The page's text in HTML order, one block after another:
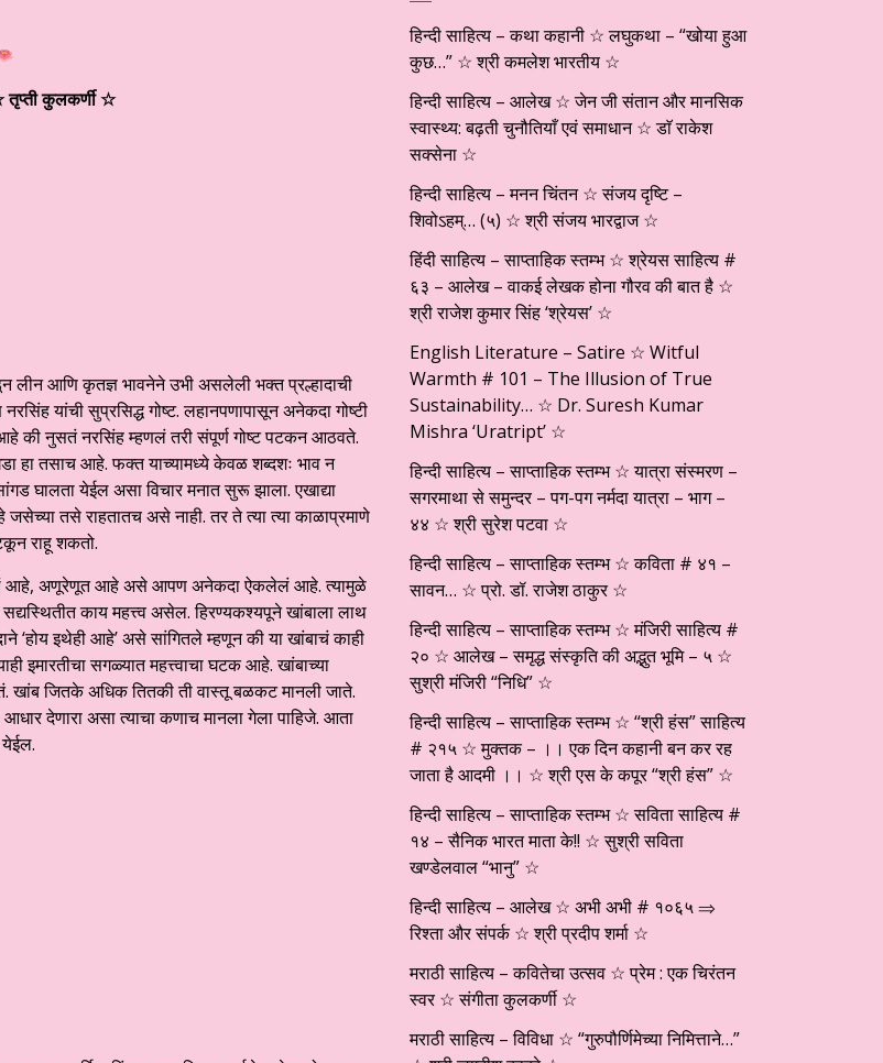
कुलकर्णी☆
लीन आणि कृतज्ञ भावनेने उभी असलेली भक्त प्रल्हादाची
यांची सुप्रसिद्ध गोष्ट. लहानपणापासून अनेकदा गोष्टी
की नुसतं नरसिंह म्हणलं तरी संपूर्ण गोष्ट पटकन आठवते.
हा तसाच आहे. फक्त याच्यामध्ये केवळ शब्दशः भाव न
घालता येईल असा विचार मनात सुरू झाला. एखाद्या
तसे राहतातच असे नाही. तर ते त्या त्या काळाप्रमाणे
राहू शकतो.
आहे, अणूरेणूत आहे असे आपण अनेकदा ऐकलेलं आहे. त्यामुळे
सद्यस्थितीत काय महत्त्व असेल. हिरण्यकश्यपूने खांबाला लाथ
‘होय इथेही आहे’ असे सांगितले म्हणून की या खांबाचं काही
इमारतीचा सगळ्यात महत्त्वाचा घटक आहे. खांबाच्या
खांब जितके अधिक तितकी ती वास्तू बळकट मानली जाते.
देणारा असा त्याचा कणाच मानला गेला पाहिजे. आता
येईल.
हिन्दी साहित्य – कथा कहानी ☆ लघुकथा – “खोया हुआ
कुछ…” ☆ श्री कमलेश भारतीय ☆
हिन्दी साहित्य – आलेख ☆ जेन जी संतान और मानसिक
स्वास्थ्य: बढ़ती चुनौतियाँ एवं समाधान ☆ डाॅ राकेश
सक्सेना ☆
हिन्दी साहित्य – मनन चिंतन ☆ संजय दृष्टि –
शिवोऽहम्… (५) ☆ श्री संजय भारद्वाज ☆
हिंदी साहित्य – साप्ताहिक स्तम्भ ☆ श्रेयस साहित्य #
६३ – आलेख – वाकई लेखक होना गौरव की बात है ☆
श्री राजेश कुमार सिंह ‘श्रेयस’ ☆
English Literature – Satire ☆ Witful
Warmth # 101 – The Illusion of True
Sustainability… ☆ Dr. Suresh Kumar
Mishra ‘Uratript’ ☆
हिन्दी साहित्य – साप्ताहिक स्तम्भ ☆ यात्रा संस्मरण –
सगरमाथा से समुन्दर – पग-पग नर्मदा यात्रा – भाग –
४४ ☆ श्री सुरेश पटवा ☆
हिन्दी साहित्य – साप्ताहिक स्तम्भ ☆ कविता # ४१ –
सावन… ☆ प्रो. डॉ. राजेश ठाकुर ☆
हिन्दी साहित्य – साप्ताहिक स्तम्भ ☆ मंजिरी साहित्य #
२० ☆ आलेख – समृद्ध संस्कृति की अद्भुत भूमि – ५ ☆
सुश्री मंजिरी “निधि” ☆
हिन्दी साहित्य – साप्ताहिक स्तम्भ ☆ “श्री हंस” साहित्य
# २१५ ☆ मुक्तक – ।। एक दिन कहानी बन कर रह
जाता है आदमी ।। ☆ श्री एस के कपूर “श्री हंस” ☆
हिन्दी साहित्य – साप्ताहिक स्तम्भ ☆ सविता साहित्य #
१४ – सैनिक भारत माता के!! ☆ सुश्री सविता
खण्डेलवाल “भानु” ☆
हिन्दी साहित्य – आलेख ☆ अभी अभी # १०६५ ⇒
रिश्ता और संपर्क ☆ श्री प्रदीप शर्मा ☆
मराठी साहित्य – कवितेचा उत्सव ☆ प्रेम : एक चिरंतन
स्वर ☆ संगीता कुलकर्णी ☆
मराठी साहित्य – विविधा ☆ “गुरुपौर्णिमेच्या निमित्ताने…”